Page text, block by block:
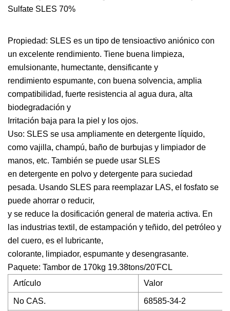
Propiedad: SLES es un tipo de tensioactivo aniónico con
un excelente rendimiento. Tiene buena limpieza,
emulsionante, humectante, densificante y
rendimiento espumante, con buena solvencia, amplia
compatibilidad, fuerte resistencia al agua dura, alta
biodegradación y
Irritación baja para la piel y los ojos.
Uso: SLES se usa ampliamente en detergente líquido,
como vajilla, champú, baño de burbujas y limpiador de
manos, etc. También se puede usar SLES
en detergente en polvo y detergente para suciedad
pesada. Usando SLES para reemplazar LAS, el fosfato se
puede ahorrar o reducir,
y se reduce la dosificación general de materia activa. En
las industrias textil, de estampación y teñido, del petróleo y
del cuero, es el lubricante,
colorante, limpiador, espumante y desengrasante.
Paquete: Tambor de 170kg 19.38tons/20'FCL
Artículo
Valor
No CAS. 68585-34-2